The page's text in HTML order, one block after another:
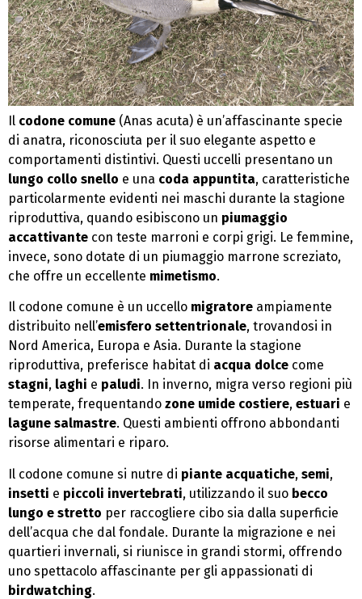
Il codone comune (Anas acuta) è un’affascinante specie
di anatra, riconosciuta per il suo elegante aspetto e
comportamenti distintivi. Questi uccelli presentano un
lungo collo snello e una coda appuntita, caratteristiche
particolarmente evidenti nei maschi durante la stagione
riproduttiva, quando esibiscono un piumaggio
accattivante con teste marroni e corpi grigi. Le femmine,
invece, sono dotate di un piumaggio marrone screziato,
che offre un eccellente mimetismo.
Il codone comune è un uccello migratore ampiamente
distribuito nell’emisfero settentrionale, trovandosi in
Nord America, Europa e Asia. Durante la stagione
riproduttiva, preferisce habitat di acqua dolce come
stagni, laghi e paludi. In inverno, migra verso regioni più
temperate, frequentando zone umide costiere, estuari e
lagune salmastre. Questi ambienti offrono abbondanti
risorse alimentari e riparo.
Il codone comune si nutre di piante acquatiche, semi,
insetti e piccoli invertebrati, utilizzando il suo becco
lungo e stretto per raccogliere cibo sia dalla superficie
dell’acqua che dal fondale. Durante la migrazione e nei
quartieri invernali, si riunisce in grandi stormi, offrendo
uno spettacolo affascinante per gli appassionati di
birdwatching.